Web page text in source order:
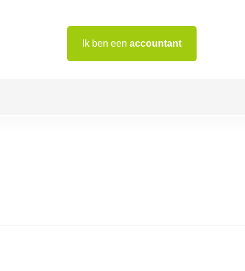
Ik ben een accountant